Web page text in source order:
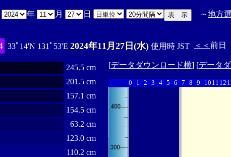
年 月 日 ～地方
33ﾟ14'N 131ﾟ53'E 2024年11月27日(水) 使用時 JST ＜＜ 前日
245.5 cm
201.5 cm
157.1 cm
154.5 cm
63.2 cm
123.0 cm
110.2 cm
[データダウンロード横] [データ
0 1 2 3 4 5 6 7 8 9 10 11 12